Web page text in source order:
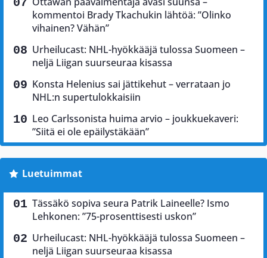
kommentoi Brady Tkachukin lähtöä: ”Olinko
vihainen? Vähän”
Urheilucast: NHL-hyökkääjä tulossa Suomeen –
neljä Liigan suurseuraa kisassa
Konsta Helenius sai jättikehut – verrataan jo
NHL:n supertulokkaisiin
Leo Carlssonista huima arvio – joukkuekaveri:
”Siitä ei ole epäilystäkään”
Luetuimmat
Tässäkö sopiva seura Patrik Laineelle? Ismo
Lehkonen: ”75-prosenttisesti uskon”
Urheilucast: NHL-hyökkääjä tulossa Suomeen –
neljä Liigan suurseuraa kisassa